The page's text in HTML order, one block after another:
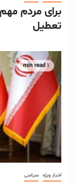
برای مردم
تعطیل
1 min read
اخبار ویژه سیاسی